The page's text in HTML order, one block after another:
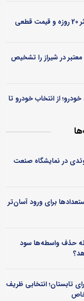
در شیراز را تشخیص
از انتخاب خودرو تا
در نمایشگاه صنعت
برای ورود آسان‌تر
حذف واسطه‌ها سود
تابستان؛ انتخابی ظریف